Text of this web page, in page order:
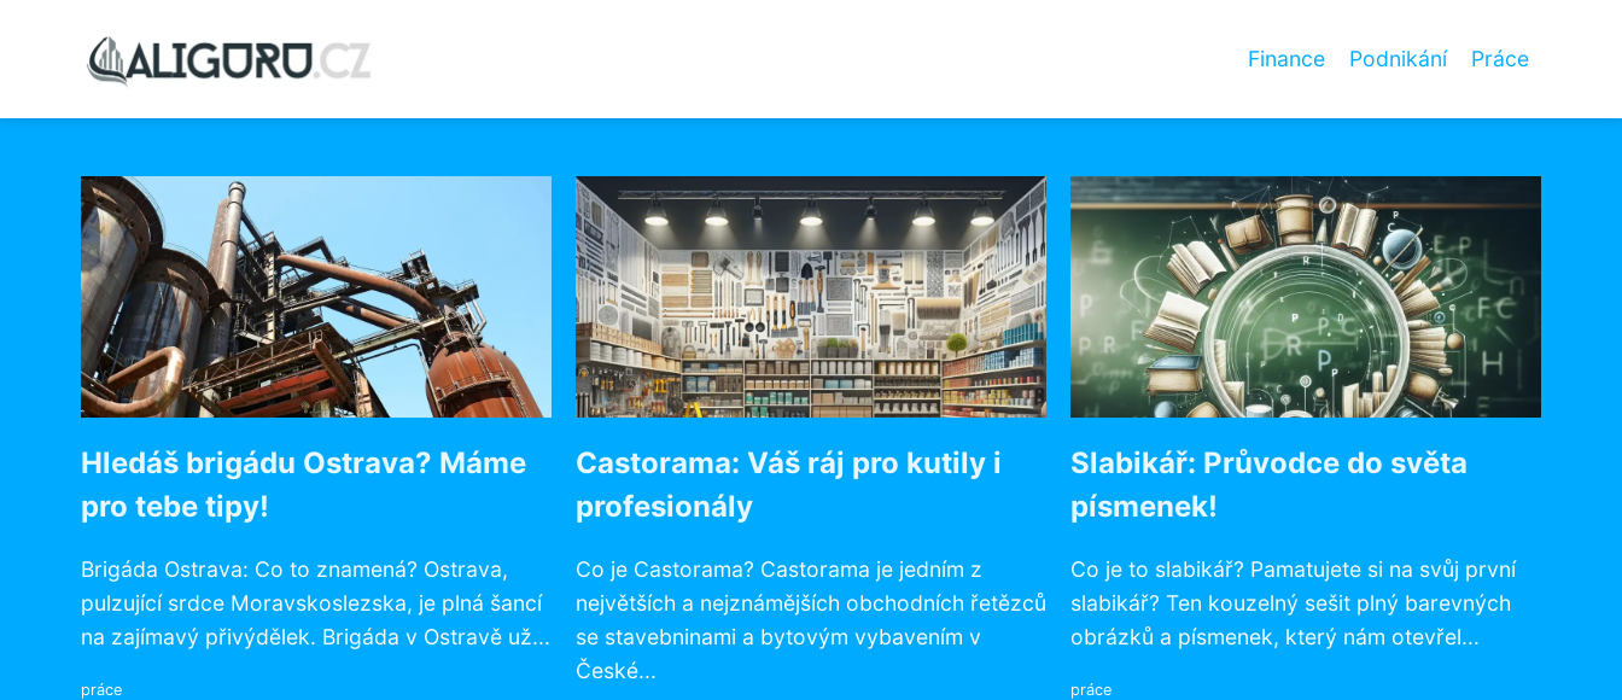
Finance Podnikání Práce
Hledáš brigádu Ostrava? Máme
pro tebe tipy!
Brigáda Ostrava: Co to znamená? Ostrava,
pulzující srdce Moravskoslezska, je plná šancí
na zajímavý přivýdělek. Brigáda v Ostravě už...
práce
Castorama: Váš ráj pro kutily i
profesionály
Co je Castorama? Castorama je jedním z
největších a nejznámějších obchodních řetězců
se stavebninami a bytovým vybavením v
České...
Slabikář: Průvodce do světa
písmenek!
Co je to slabikář? Pamatujete si na svůj první
slabikář? Ten kouzelný sešit plný barevných
obrázků a písmenek, který nám otevřel...
práce